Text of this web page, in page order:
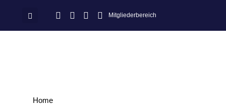
Mitgliederbereich
Home